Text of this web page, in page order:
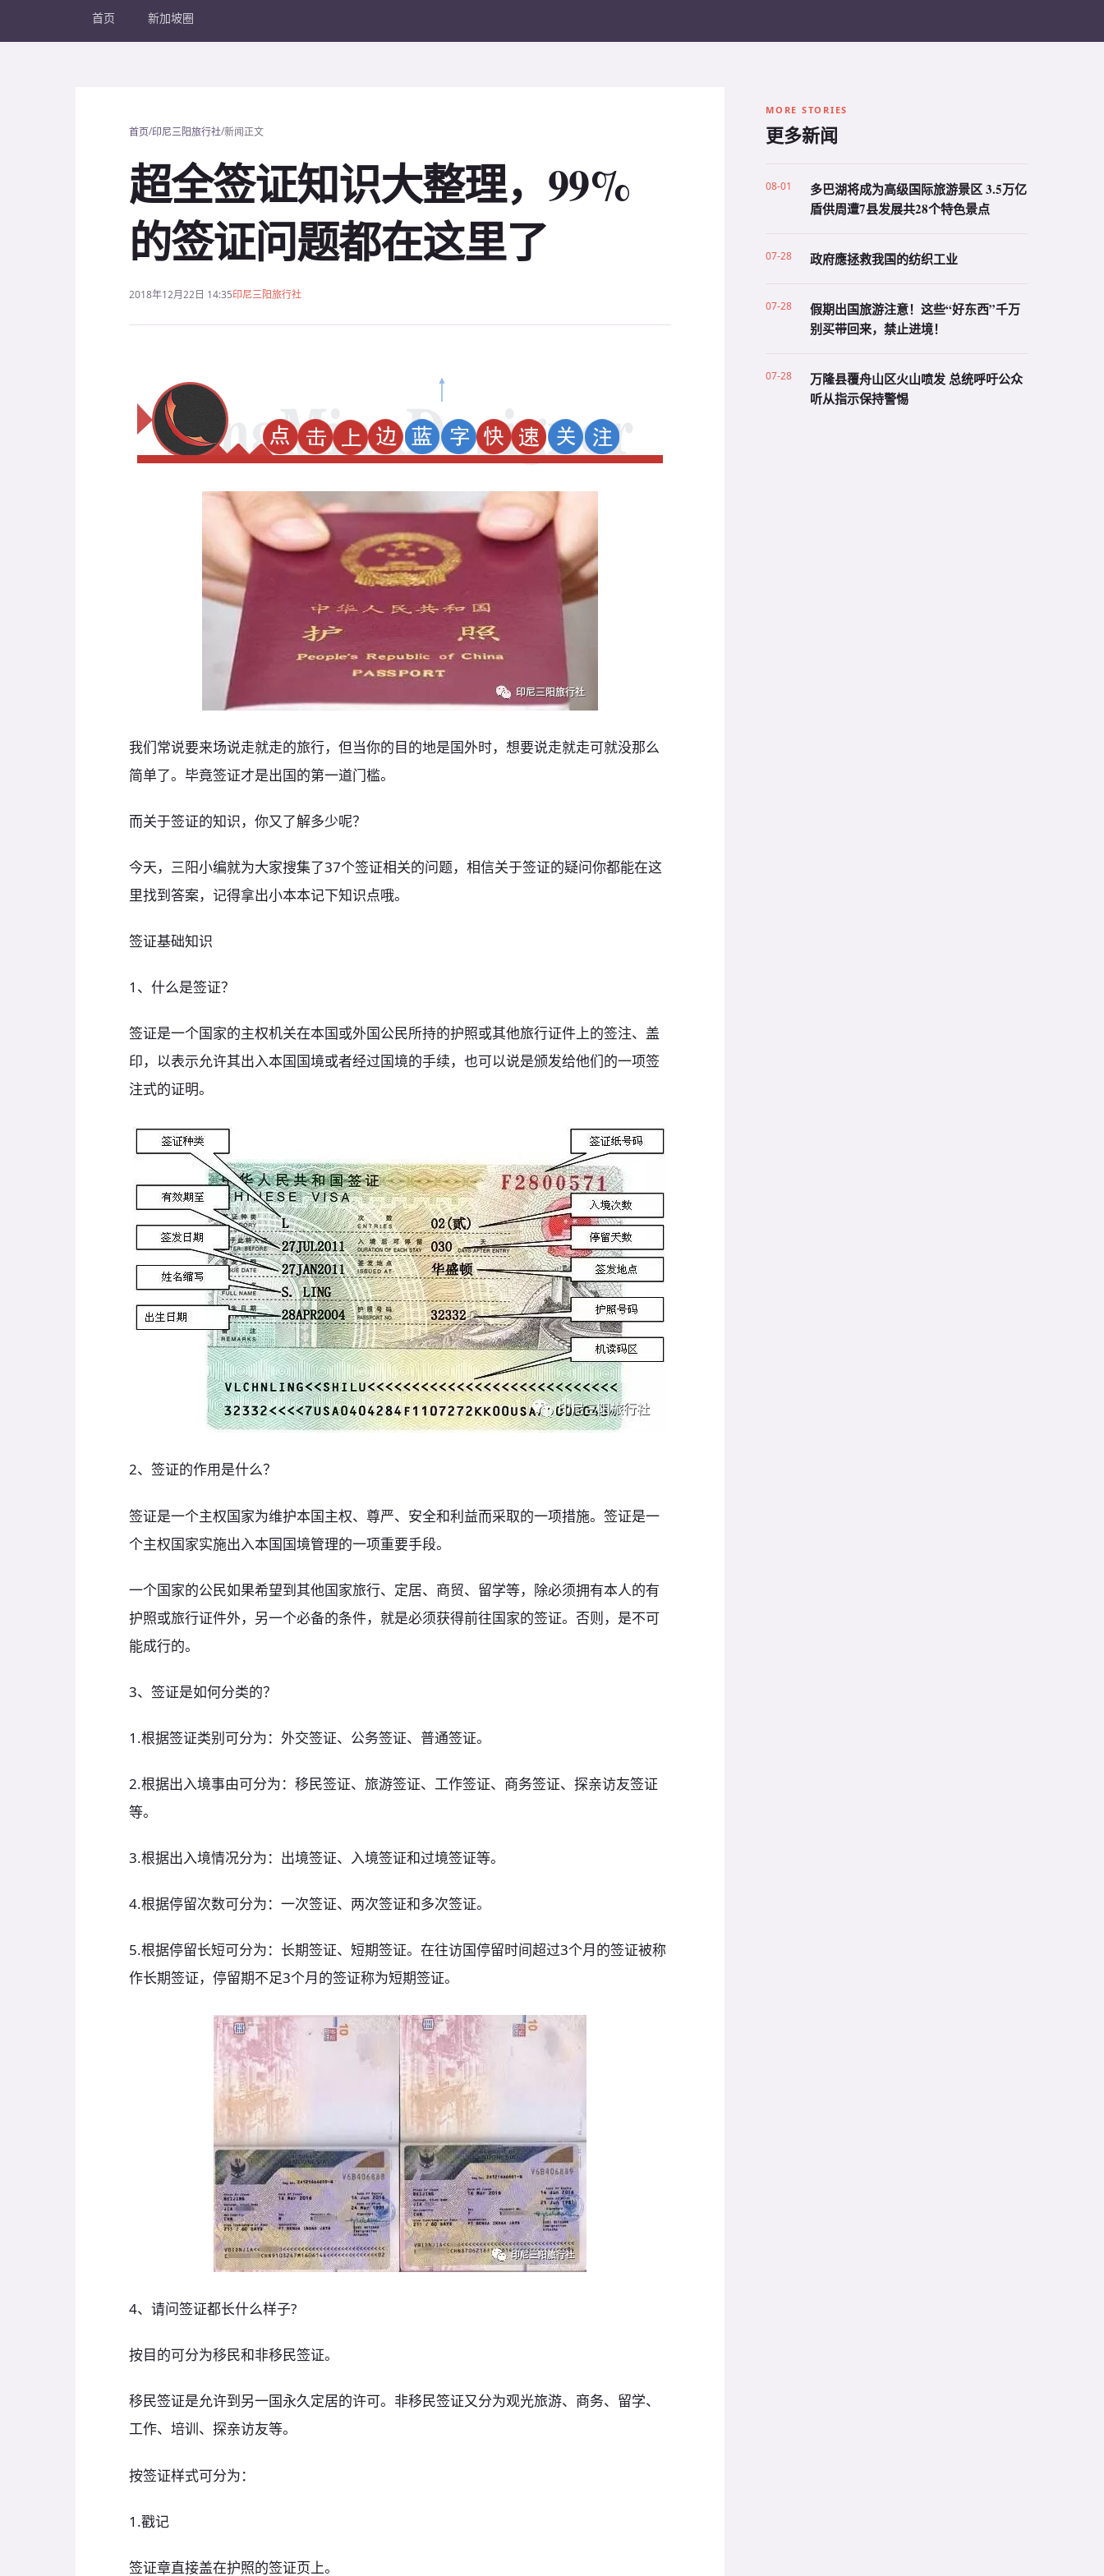
首页 新加坡圈
首页/印尼三阳旅行社/新闻正文
超全签证知识大整理，99%
的签证问题都在这里了
2018年12月22日 14:35印尼三阳旅行社
我们常说要来场说走就走的旅行，但当你的目的地是国外时，想要说走就走可就没那么
简单了。毕竟签证才是出国的第一道门槛。
而关于签证的知识，你又了解多少呢？
今天，三阳小编就为大家搜集了37个签证相关的问题，相信关于签证的疑问你都能在这
里找到答案，记得拿出小本本记下知识点哦。
签证基础知识
1、什么是签证？
签证是一个国家的主权机关在本国或外国公民所持的护照或其他旅行证件上的签注、盖
印，以表示允许其出入本国国境或者经过国境的手续，也可以说是颁发给他们的一项签
注式的证明。
2、签证的作用是什么？
签证是一个主权国家为维护本国主权、尊严、安全和利益而采取的一项措施。签证是一
个主权国家实施出入本国国境管理的一项重要手段。
一个国家的公民如果希望到其他国家旅行、定居、商贸、留学等，除必须拥有本人的有
护照或旅行证件外，另一个必备的条件，就是必须获得前往国家的签证。否则，是不可
能成行的。
3、签证是如何分类的？
1.根据签证类别可分为：外交签证、公务签证、普通签证。
2.根据出入境事由可分为：移民签证、旅游签证、工作签证、商务签证、探亲访友签证
等。
3.根据出入境情况分为：出境签证、入境签证和过境签证等。
4.根据停留次数可分为：一次签证、两次签证和多次签证。
5.根据停留长短可分为：长期签证、短期签证。在往访国停留时间超过3个月的签证被称
作长期签证，停留期不足3个月的签证称为短期签证。
4、请问签证都长什么样子?
按目的可分为移民和非移民签证。
移民签证是允许到另一国永久定居的许可。非移民签证又分为观光旅游、商务、留学、
工作、培训、探亲访友等。
按签证样式可分为：
1.戳记
签证章直接盖在护照的签证页上。
MORE STORIES
更多新闻
08-01
多巴湖将成为高级国际旅游景区 3.5万亿
盾供周遭7县发展共28个特色景点
07-28 政府應拯救我国的纺织工业
07-28
假期出国旅游注意！这些“好东西”千万
别买带回来，禁止进境！
07-28
万隆县覆舟山区火山喷发 总统呼吁公众
听从指示保持警惕